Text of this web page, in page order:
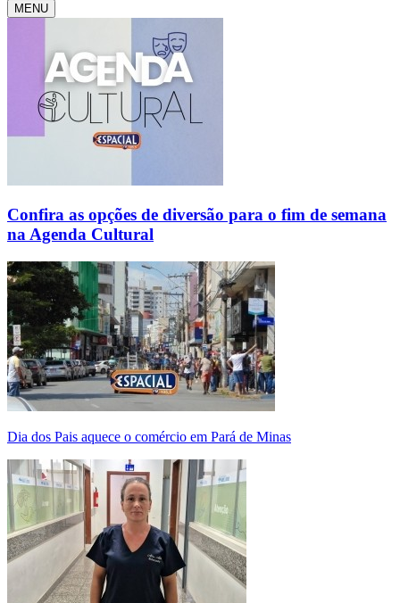
MENU
Confira as opções de diversão para o fim de semana
na Agenda Cultural
Dia dos Pais aquece o comércio em Pará de Minas